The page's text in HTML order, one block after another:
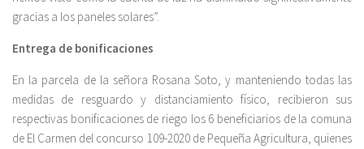
gracias a los paneles solares”.
Entrega de bonificaciones
En la parcela de la señora Rosana Soto, y manteniendo todas las
medidas de resguardo y distanciamiento físico, recibieron sus
respectivas bonificaciones de riego los 6 beneficiarios de la comuna
de El Carmen del concurso 109-2020 de Pequeña Agricultura, quienes